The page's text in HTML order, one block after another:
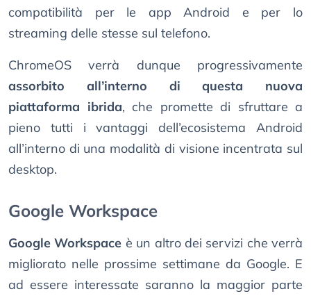
compatibilità per le app Android e per lo
streaming delle stesse sul telefono.
ChromeOS verrà dunque progressivamente
assorbito all’interno di questa nuova
piattaforma ibrida, che promette di sfruttare a
pieno tutti i vantaggi dell’ecosistema Android
all’interno di una modalità di visione incentrata sul
desktop.
Google Workspace
Google Workspace è un altro dei servizi che verrà
migliorato nelle prossime settimane da Google. E
ad essere interessate saranno la maggior parte